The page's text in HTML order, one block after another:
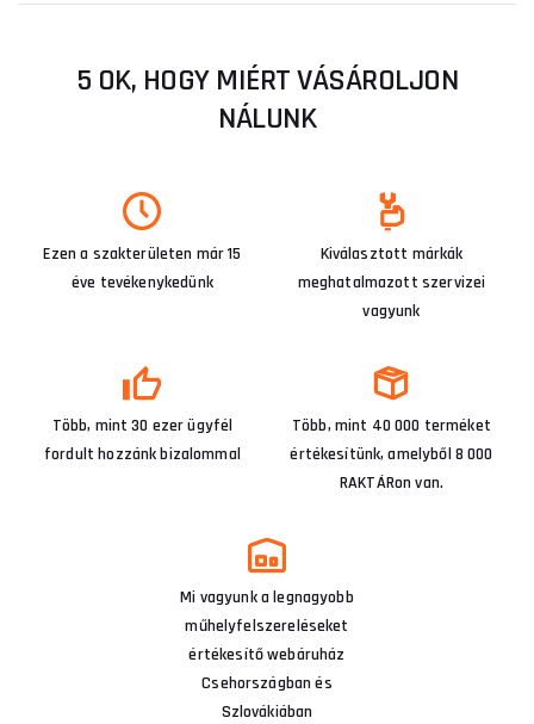
5 OK, HOGY MIÉRT VÁSÁROLJON
NÁLUNK
Ezen a szakterületen már 15
éve tevékenykedünk
Kiválasztott márkák
meghatalmazott szervizei
vagyunk
Több, mint 30 ezer ügyfél
fordult hozzánk bizalommal
Több, mint 40 000 terméket
értékesítünk, amelyből 8 000
RAKTÁRon van.
Mi vagyunk a legnagyobb
műhelyfelszereléseket
értékesítő webáruház
Csehországban és
Szlovákiában